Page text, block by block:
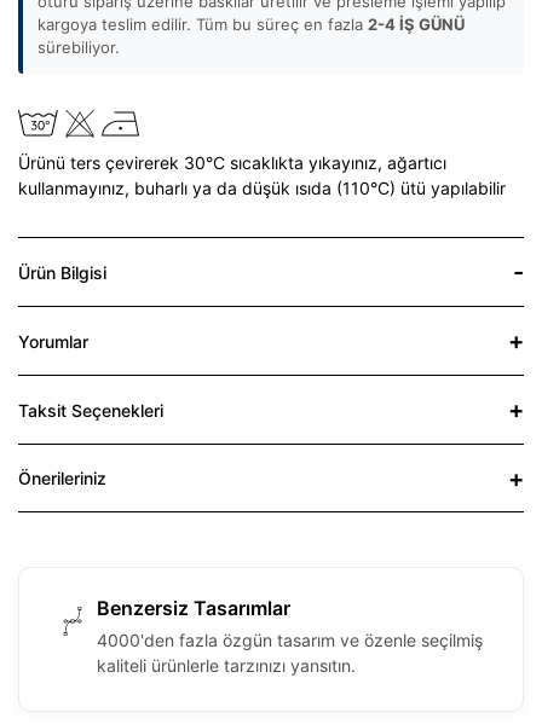
kargoya teslim edilir. Tüm bu süreç en fazla 2-4 İŞ GÜNÜ
sürebiliyor.
Ürünü ters çevirerek 30°C sıcaklıkta yıkayınız, ağartıcı
kullanmayınız, buharlı ya da düşük ısıda (110°C) ütü yapılabilir
Ürün Bilgisi
Yorumlar
Taksit Seçenekleri
Önerileriniz
Benzersiz Tasarımlar
4000'den fazla özgün tasarım ve özenle seçilmiş
kaliteli ürünlerle tarzınızı yansıtın.